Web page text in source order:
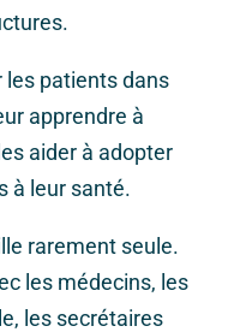
les patients dans
apprendre à
aider à adopter
à leur santé.
rarement seule.
les médecins, les
les secrétaires